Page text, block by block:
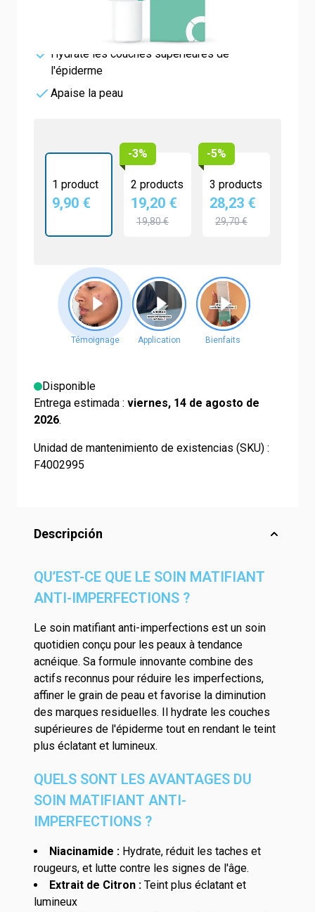
Hydrate les couches supérieures de
l'épiderme
Apaise la peau
1 product
9,90 €
-3%
2 products
19,20 €
19,80 €
-5%
3 products
28,23 €
29,70 €
Disponible
Entrega estimada : viernes, 14 de agosto de
2026.
Unidad de mantenimiento de existencias (SKU) :
F4002995
Descripción
QU’EST-CE QUE LE SOIN MATIFIANT
ANTI-IMPERFECTIONS ?
Le soin matifiant anti-imperfections est un soin
quotidien conçu pour les peaux à tendance
acnéique. Sa formule innovante combine des
actifs reconnus pour réduire les imperfections,
affiner le grain de peau et favorise la diminution
des marques residuelles. Il hydrate les couches
supérieures de l'épiderme tout en rendant le teint
plus éclatant et lumineux.
QUELS SONT LES AVANTAGES DU
SOIN MATIFIANT ANTI-
IMPERFECTIONS ?
Niacinamide : Hydrate, réduit les taches et
rougeurs, et lutte contre les signes de l'âge.
Extrait de Citron : Teint plus éclatant et
lumineux